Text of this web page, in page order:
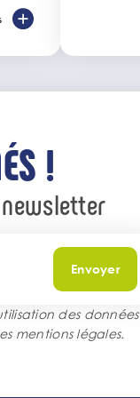
!
Envoyer
des données
mentions légales.